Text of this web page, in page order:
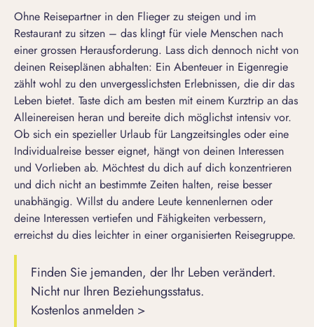
Ohne Reisepartner in den Flieger zu steigen und im
Restaurant zu sitzen – das klingt für viele Menschen nach
einer grossen Herausforderung. Lass dich dennoch nicht von
deinen Reiseplänen abhalten: Ein Abenteuer in Eigenregie
zählt wohl zu den unvergesslichsten Erlebnissen, die dir das
Leben bietet. Taste dich am besten mit einem Kurztrip an das
Alleinereisen heran und bereite dich möglichst intensiv vor.
Ob sich ein spezieller Urlaub für Langzeitsingles oder eine
Individualreise besser eignet, hängt von deinen Interessen
und Vorlieben ab. Möchtest du dich auf dich konzentrieren
und dich nicht an bestimmte Zeiten halten, reise besser
unabhängig. Willst du andere Leute kennenlernen oder
deine Interessen vertiefen und Fähigkeiten verbessern,
erreichst du dies leichter in einer organisierten Reisegruppe.
Finden Sie jemanden, der Ihr Leben verändert.
Nicht nur Ihren Beziehungsstatus.
Kostenlos anmelden >